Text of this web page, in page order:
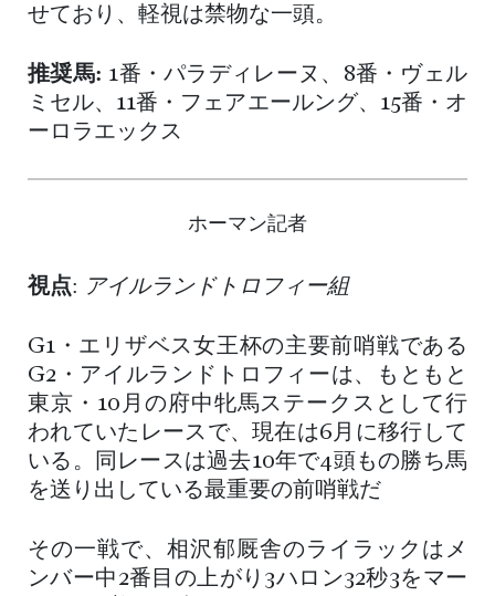
せており、軽視は禁物な一頭。
推奨馬: 1番・パラディレーヌ、8番・ヴェル
ミセル、11番・フェアエールング、15番・オ
ーロラエックス
ホーマン記者
視点: アイルランドトロフィー組
G1・エリザベス女王杯の主要前哨戦である
G2・アイルランドトロフィーは、もともと
東京・10月の府中牝馬ステークスとして行
われていたレースで、現在は6月に移行して
いる。同レースは過去10年で4頭もの勝ち馬
を送り出している最重要の前哨戦だ
その一戦で、相沢郁厩舎のライラックはメ
ンバー中2番目の上がり3ハロン32秒3をマー